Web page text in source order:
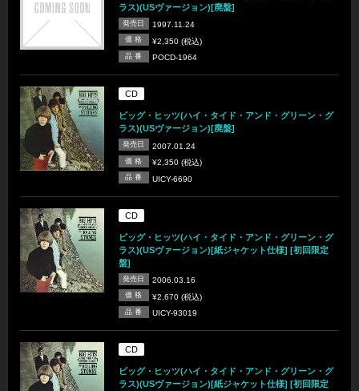
ラス)(USヴァージョン)[廃盤]
発売日 1997.11.24
価 格 ¥2,350 (税込)
品 番 POCD-1964
CD
ビッグ・ヒッツ(ハイ・タイド・アンド・グリーン・グ
ラス)(USヴァージョン)[廃盤]
発売日 2007.01.24
価 格 ¥2,350 (税込)
品 番 UICY-6690
CD
ビッグ・ヒッツ(ハイ・タイド・アンド・グリーン・グ
ラス)(USヴァージョン)[紙ジャケット仕様] [初回限定
盤]
発売日 2006.03.16
価 格 ¥2,670 (税込)
品 番 UICY-93019
CD
ビッグ・ヒッツ(ハイ・タイド・アンド・グリーン・グ
ラス)(USヴァージョン)[紙ジャケット仕様] [初回限定